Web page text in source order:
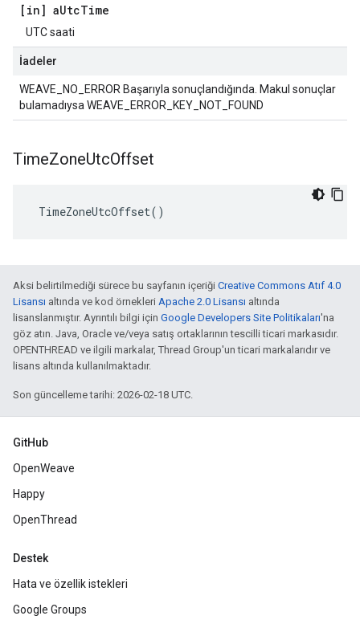
[in] aUtcTime
UTC saati
İadeler
WEAVE_NO_ERROR Başarıyla sonuçlandığında. Makul sonuçlar
bulamadıysa WEAVE_ERROR_KEY_NOT_FOUND
TimeZoneUtcOffset
TimeZoneUtcOffset()
Aksi belirtilmediği sürece bu sayfanın içeriği Creative Commons Atıf 4.0
Lisansı altında ve kod örnekleri Apache 2.0 Lisansı altında
lisanslanmıştır. Ayrıntılı bilgi için Google Developers Site Politikaları'na
göz atın. Java, Oracle ve/veya satış ortaklarının tescilli ticari markasıdır.
OPENTHREAD ve ilgili markalar, Thread Group'un ticari markalarıdır ve
lisans altında kullanılmaktadır.
Son güncelleme tarihi: 2026-02-18 UTC.
GitHub
OpenWeave
Happy
OpenThread
Destek
Hata ve özellik istekleri
Google Groups